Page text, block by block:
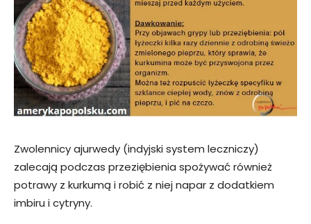
Zwolennicy ajurwedy (indyjski system leczniczy)
zalecają podczas przeziębienia spożywać również
potrawy z kurkumą i robić z niej napar z dodatkiem
imbiru i cytryny.